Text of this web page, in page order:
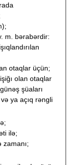
m. bərabərdir:
otaqlar üçün;
olan otaqlar
şüaları
ya açıq rəngli
ilə;